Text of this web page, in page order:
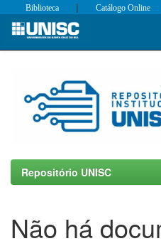
Skip
Biblioteca | Catálogo Online
Repositório UNISC
Não há